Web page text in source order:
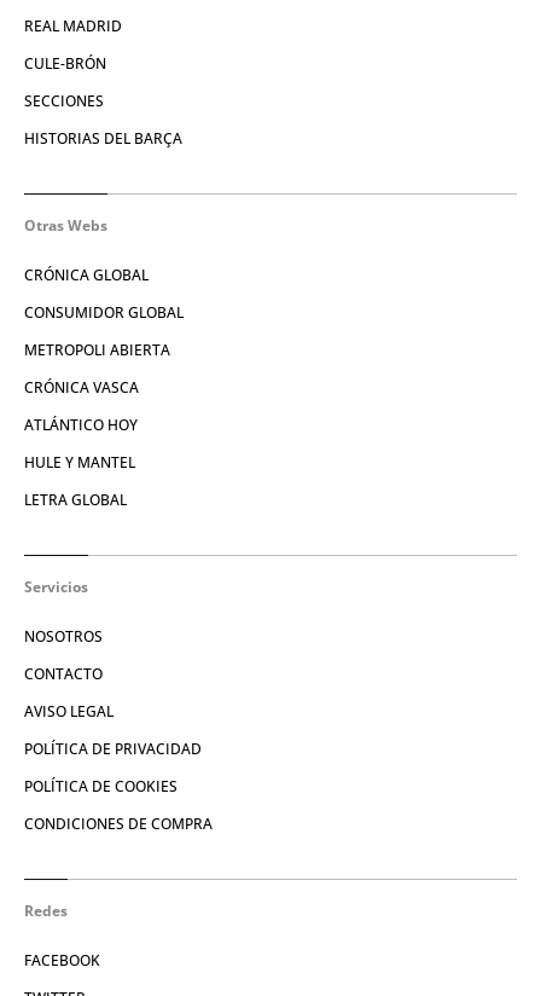
REAL MADRID
CULE-BRÓN
SECCIONES
HISTORIAS DEL BARÇA
Otras Webs
CRÓNICA GLOBAL
CONSUMIDOR GLOBAL
METROPOLI ABIERTA
CRÓNICA VASCA
ATLÁNTICO HOY
HULE Y MANTEL
LETRA GLOBAL
Servicios
NOSOTROS
CONTACTO
AVISO LEGAL
POLÍTICA DE PRIVACIDAD
POLÍTICA DE COOKIES
CONDICIONES DE COMPRA
Redes
FACEBOOK